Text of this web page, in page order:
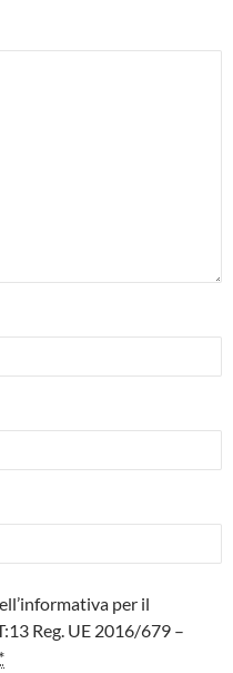
per il
Reg. UE 2016/679 –
*